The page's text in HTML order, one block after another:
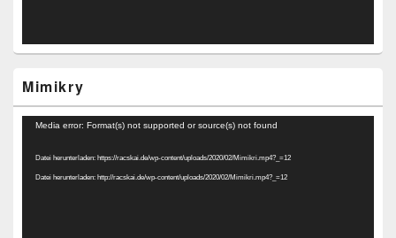
Mimikry
Video-
Media error: Format(s) not supported or source(s) not found
Datei herunterladen: https://racskai.de/wp-content/uploads/2020/02/Mimikri.mp4?_=12
Datei herunterladen: http://racskai.de/wp-content/uploads/2020/02/Mimikri.mp4?_=12